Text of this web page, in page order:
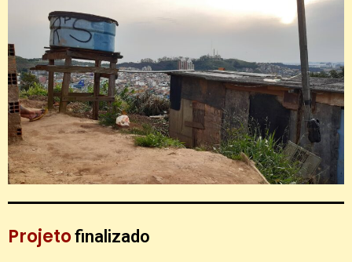
Projetofinalizado